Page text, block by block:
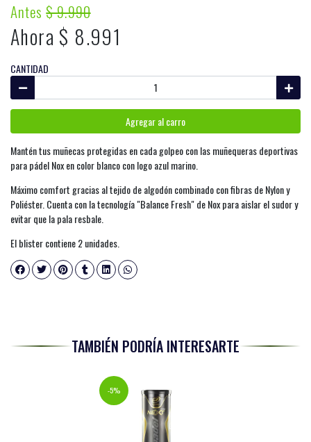
Antes$ 9.990
Ahora $ 8.991
CANTIDAD
Agregar al carro
Mantén tus muñecas protegidas en cada golpeo con las muñequeras deportivas
para pádel Nox en color blanco con logo azul marino.
Máximo comfort gracias al tejido de algodón combinado con fibras de Nylon y
Poliéster. Cuenta con la tecnología "Balance Fresh" de Nox para aislar el sudor y
evitar que la pala resbale.
El blister contiene 2 unidades.
TAMBIÉN PODRÍA INTERESARTE
-5%